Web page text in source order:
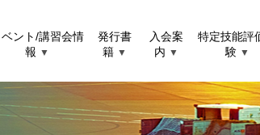
ベント/講習会情
報 ▼
発行書
籍 ▼
入会案
内 ▼
特定技能評
験 ▼